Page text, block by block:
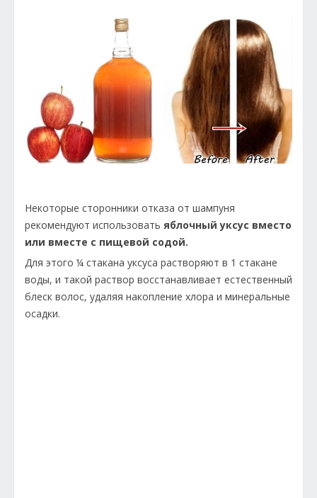
Некоторые сторонники отказа от шампуня
рекомендуют использовать яблочный уксус вместо
или вместе с пищевой содой.
Для этого ¼ стакана уксуса растворяют в 1 стакане
воды, и такой раствор восстанавливает естественный
блеск волос, удаляя накопление хлора и минеральные
осадки.